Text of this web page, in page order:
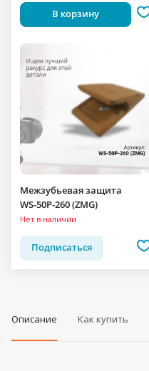
В корзину
Межзубьевая защита
WS-50P-260 (ZMG)
Нет в наличии
Подписаться
Описание Как купить